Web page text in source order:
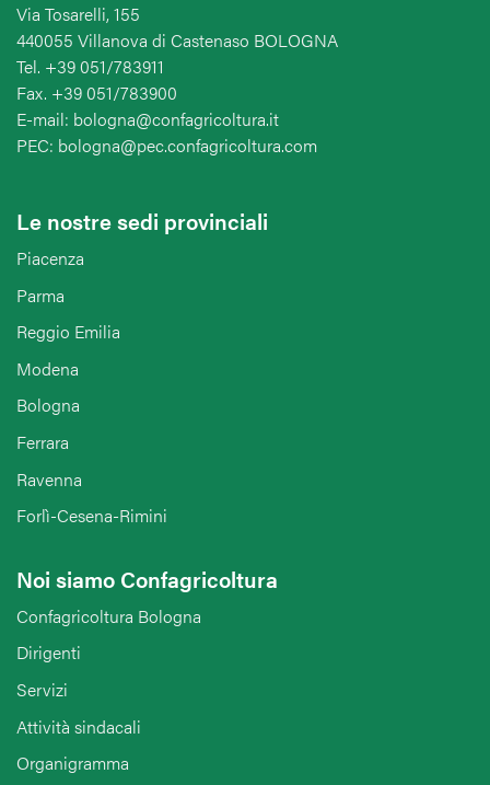
Via Tosarelli, 155
440055 Villanova di Castenaso BOLOGNA
Tel. +39 051/783911
Fax. +39 051/783900
E-mail: bologna@confagricoltura.it
PEC: bologna@pec.confagricoltura.com
Le nostre sedi provinciali
Piacenza
Parma
Reggio Emilia
Modena
Bologna
Ferrara
Ravenna
Forlì-Cesena-Rimini
Noi siamo Confagricoltura
Confagricoltura Bologna
Dirigenti
Servizi
Attività sindacali
Organigramma